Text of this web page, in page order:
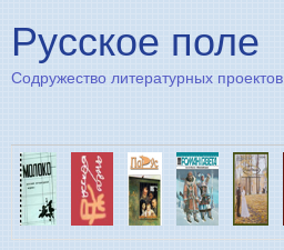
Русское поле
Содружество литературных проектов